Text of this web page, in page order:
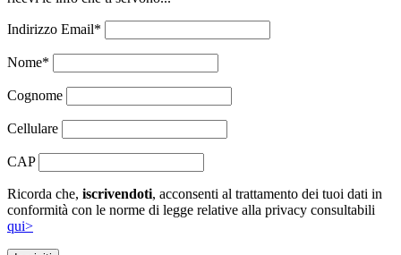
Indirizzo Email*
Nome*
Cognome
Cellulare
CAP
Ricorda che, iscrivendoti, acconsenti al trattamento dei tuoi dati in
conformità con le norme di legge relative alla privacy consultabili
qui>